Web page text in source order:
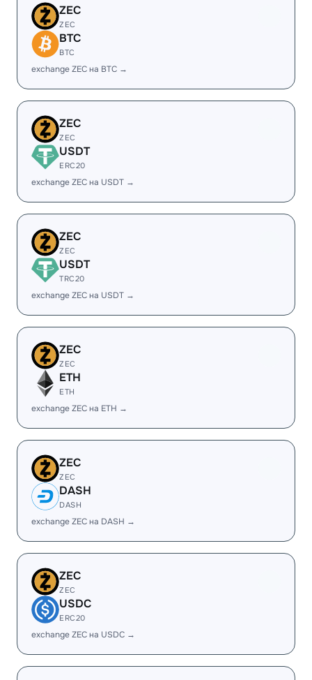
ZEC
ZEC
BTC
BTC
exchange ZEC на BTC →
ZEC
ZEC
USDT
ERC20
exchange ZEC на USDT →
ZEC
ZEC
USDT
TRC20
exchange ZEC на USDT →
ZEC
ZEC
ETH
ETH
exchange ZEC на ETH →
ZEC
ZEC
DASH
DASH
exchange ZEC на DASH →
ZEC
ZEC
USDC
ERC20
exchange ZEC на USDC →